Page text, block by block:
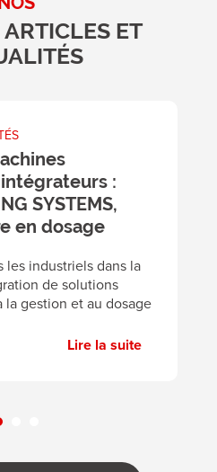
ET
:
SYSTEMS,
en dosage
les industriels dans la
de solutions
gestion et au dosage
Lire la suite